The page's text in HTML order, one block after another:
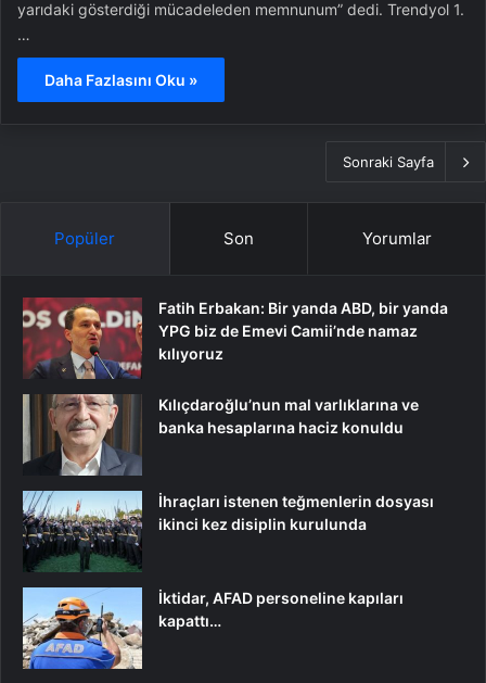
yarıdaki gösterdiği mücadeleden memnunum” dedi. Trendyol 1.
…
Daha Fazlasını Oku »
Sonraki Sayfa
Popüler Son Yorumlar
Fatih Erbakan: Bir yanda ABD, bir yanda
YPG biz de Emevi Camii’nde namaz
kılıyoruz
Kılıçdaroğlu’nun mal varlıklarına ve
banka hesaplarına haciz konuldu
İhraçları istenen teğmenlerin dosyası
ikinci kez disiplin kurulunda
İktidar, AFAD personeline kapıları
kapattı…